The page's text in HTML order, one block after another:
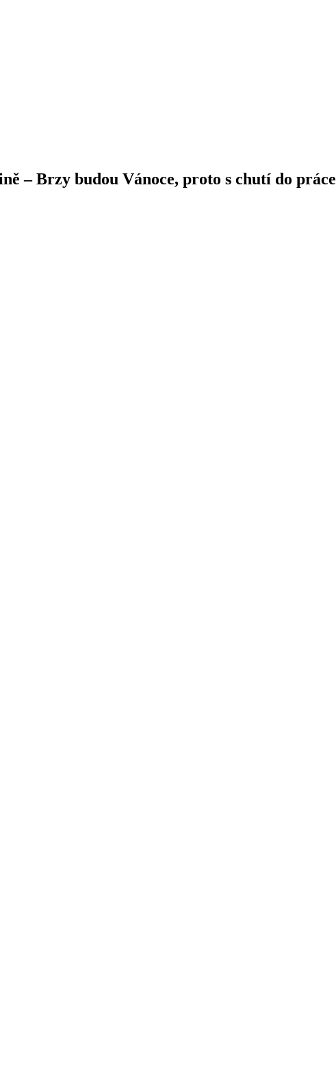
– Brzy budou Vánoce, proto s chutí do práce